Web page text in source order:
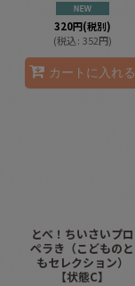
320円(税別)
(税込: 352円)
カートに入れる
とべ！ちいさいプロ
ペラき（こどものと
もセレクション）
【状態C】